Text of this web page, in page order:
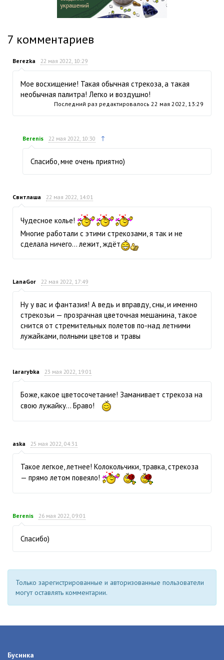
7 комментариев
Berezka 22 мая 2022, 10:29
Мое восхищение! Такая обычная стрекоза, а такая
необычная палитра! Легко и воздушно!
Последний раз редактировалось 22 мая 2022, 13:29
Berenis 22 мая 2022, 10:30 ↑
Спасибо, мне очень приятно)
Свитлаша 22 мая 2022, 14:01
Чудесное колье!
Многие работали с этими стрекозами, я так и не
сделала ничего… лежит, ждёт
LanaGor 22 мая 2022, 17:49
Ну у вас и фантазия! А ведь и вправду, сны, и именно
стрекозьи — прозрачная цветочная мешанина, такое
снится от стремительных полетов по-над летними
лужайками, полными цветов и травы
lararybka 23 мая 2022, 19:01
Боже, какое цветосочетание! Заманивает стрекоза на
свою лужайку… Браво!
aska 25 мая 2022, 04:31
Такое легкое, летнее! Колокольчики, травка, стрекоза
— прямо летом повеяло!
Berenis 26 мая 2022, 09:01
Спасибо)
Только зарегистрированные и авторизованные пользователи
могут оставлять комментарии.
Бусинка